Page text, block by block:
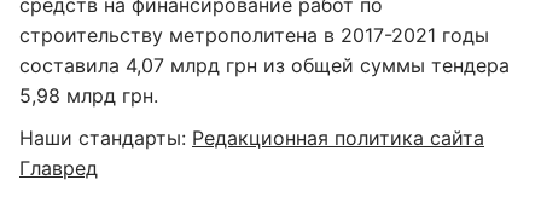
средств на финансирование работ по
строительству метрополитена в 2017-2021 годы
составила 4,07 млрд грн из общей суммы тендера
5,98 млрд грн.
Наши стандарты: Редакционная политика сайта
Главред